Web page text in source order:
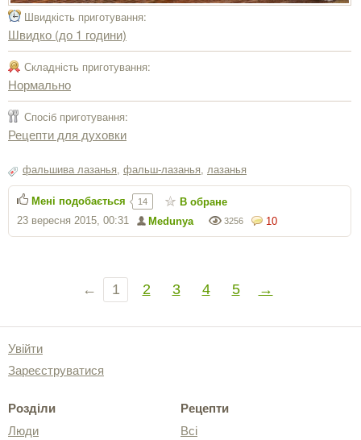
Швидкість приготування:
Швидко (до 1 години)
Складність приготування:
Нормально
Спосіб приготування:
Рецепти для духовки
фальшива лазанья, фальш-лазанья, лазанья
10
3256
Medunya
23 вересня 2015, 00:31
Мені подобається 14 В обране
← 1 2 3 4 5 →
Увійти
Зареєструватися
Розділи
Люди
Рецепти
Всі